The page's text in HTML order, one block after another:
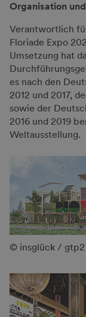
Organisation
Verantwortlich
Floriade Expo
Umsetzung hat
es nach den
2012 und 2017,
sowie der
2016 und 2019
Weltausstellung.
© insglück /